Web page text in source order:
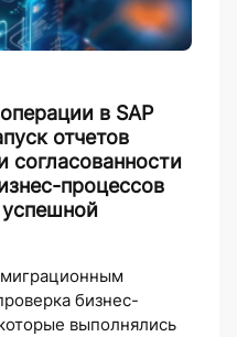
в SAP
отчетов
согласованности
процессов
бизнес-
выполнялись